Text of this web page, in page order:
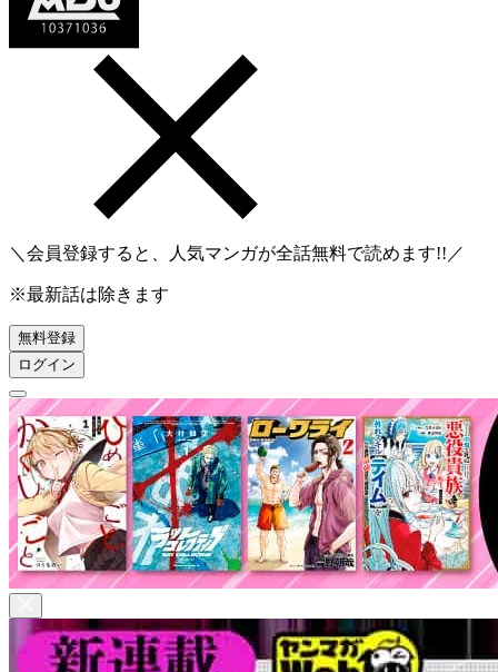
＼会員登録すると、人気マンガが全話無料で読めます!!／
※最新話は除きます
無料登録
ログイン